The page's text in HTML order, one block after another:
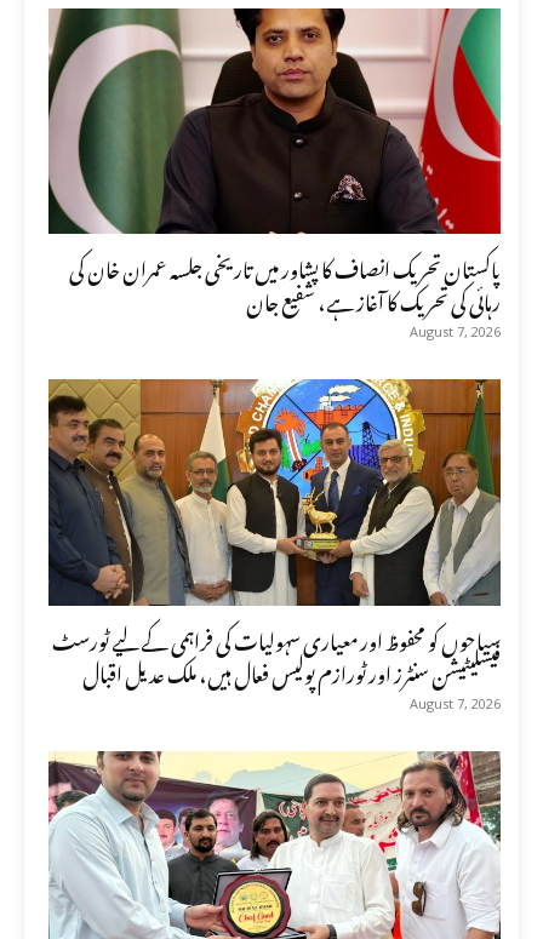
پاکستان تحریک انصاف کا پشاور میں تاریخی جلسہ عمران خان کی
رہائی کی تحریک کا آغاز ہے، شفیع جان
August 7, 2026
سیاحوں کو محفوظ اور معیاری سہولیات کی فراہمی کے لیے ٹورسٹ
فیسلیٹیشن سنٹرز اور ٹورازم پولیس فعال ہیں، ملک عدیل اقبال
August 7, 2026